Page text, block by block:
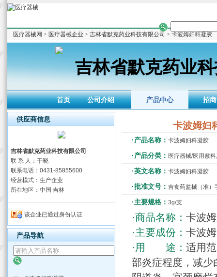
医疗器械网 > 医疗器械企业 > 吉林省默克药业科技有限公司 > 卡波姆妇科凝胶
吉林省默克药业
首页 公司介绍 产品中心 招
卡波姆妇
·产品名称： 卡波姆妇科凝胶
·产品分类： 医疗器械/医用敷
·英文名称： 卡波姆妇科凝胶
·批准文号： 吉食药监械（准）
·主要规格： 3g/支
·商品名称： 卡波
·主要成份： 卡波姆
·用 途： 适用
部炎症程度，减少
供应商信息
吉林省默克药业科技有限公司
联 系 人：于晓
联系电话：0431-85855600
经营模式：生产企业
所在地区：中国 吉林
该企业已通过身份认证
产品导航